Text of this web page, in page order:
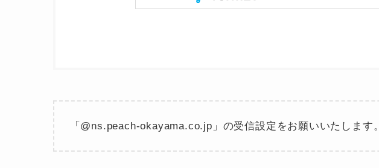
「​@ns.peach-okayama.co.jp」の受信設定をお願いいたします。